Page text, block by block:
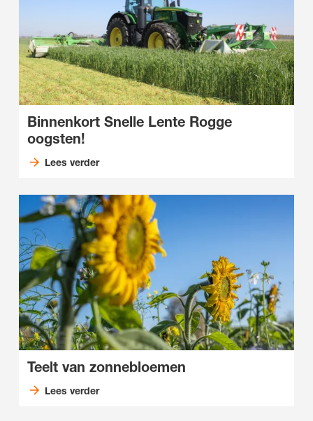
Binnenkort Snelle Lente Rogge
oogsten!
Lees verder
Teelt van zonnebloemen
Lees verder